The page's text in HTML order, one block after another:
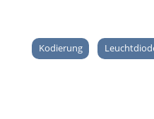
Kodierung